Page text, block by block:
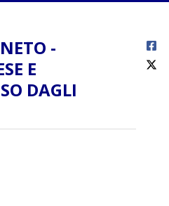
-
E
DAGLI